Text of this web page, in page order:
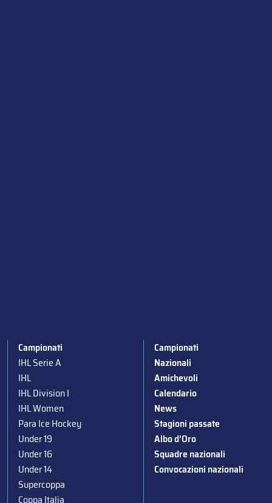
Campionati
IHL Serie A
IHL
IHL Division I
IHL Women
Para Ice Hockey
Under 19
Under 16
Under 14
Supercoppa
Coppa Italia
Campionati
Nazionali
Amichevoli
Calendario
News
Stagioni passate
Albo d’Oro
Squadre nazionali
Convocazioni nazionali